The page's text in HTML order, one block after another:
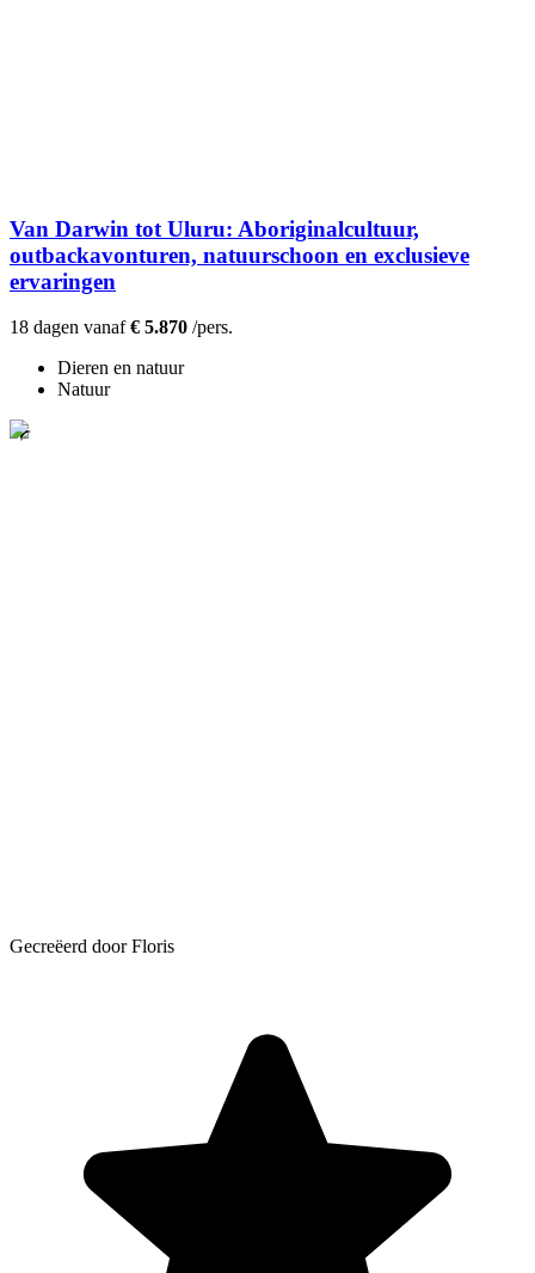
Van Darwin tot Uluru: Aboriginalcultuur,
outbackavonturen, natuurschoon en exclusieve
ervaringen
18 dagen vanaf€ 5.870 /pers.
Dieren en natuur
Natuur
Gecreëerd door Floris